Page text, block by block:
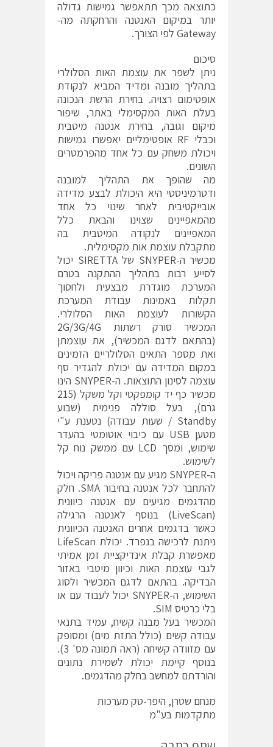
כתוצאה מכך תתאפשר גמישות גדולה
יותר במיקום האנטנה והרחקתה מה-
Gateway לפי הצורך.
סיכום
ניתן לשפר את עוצמת האות הסלולרי
בתהליך מובנה ומדיד המביא לנקודת
אופטימום רצויה. בחירת הרשת הנכונה
בעלת האות המקסימלי באתר, שיפור
מיקום וגובה, בחירת אנטנה מיטבית
וכבלי RF אופטימליים יאפשרו גמישות
ויכולת משחק עם כל אחד מהפרמטרים
השונים.
מה שהופך את התהליך למובנה
ודטרמיניסטי היא היכולת לבצע מדידה
אובייקטיבית לאחר שינוי כל אחד
מהמאפיינים שצוינו והבאת כלל
המאפיינים לנקודה המיטבית בה
מתקבלת עוצמת אות מקסימלית.
מכשיר ה-SNYPER של SIRETTA יכול
לסייע רבות בתהליך ההתקנה בטרם
המערכת מוגדרת מבצעית ולחסוך
תקלות באמינות עבודת המערכת
הקשורות לעוצמת האות הסלולרי.
המכשיר סורק רשתות 2G/3G/4G
(בהתאם לדגם המכשיר), את עוצמתן
ואת מספר התאים הסלולריים הזמינים
במקום המדידה עם יכולת להגדיר סף
עוצמה לסינון התוצאות. ה-SNYPER הינו
מכשיר כף יד קומפקטי וקל משקל (215
גרם), בעל סוללה פנימית (שבוע
Standby / שעות עבודה) נטענת ע"י
מטען USB עם כיבוי אוטומטי בהעדר
שימוש, ומסך LCD עם ממשק נוח קל
לשימוש.
ה-SNYPER מגיע עם אנטנה פריקה ויכול
להתחבר לכל אנטנה בחיבור SMA. חלק
מהדגמים מגיעים עם אנטנה כיוונית
(LiveScan) בנוסף לאנטנה הרגילה
כאשר בדגמים אחרים האנטנה הכיוונית
ניתנת לרכישה בנפרד. יכולת LifeScan
מאפשרת קבלת אינדיקציית זמן אמיתי
לגבי עוצמת האות וכיוון מיטבי באזור
הבדיקה. בהתאם לדגם המכשיר ולסוג
השימוש, ה-SNYPER יכול לעבוד עם או
בלי כרטיס SIM.
המכשיר בעל מבנה קשיח, עמיד בתנאי
עבודה קשים (כולל התזת מים) ומסופק
עם מזוודה קשיחה (ראה תמונה מס' 3).
בנוסף קיימת יכולת לשמירת נתונים
והורדתם למחשב בחלק מהדגמים.
מנחם שטרן, היפר-טק מערכות
מתקדמות בע"מ